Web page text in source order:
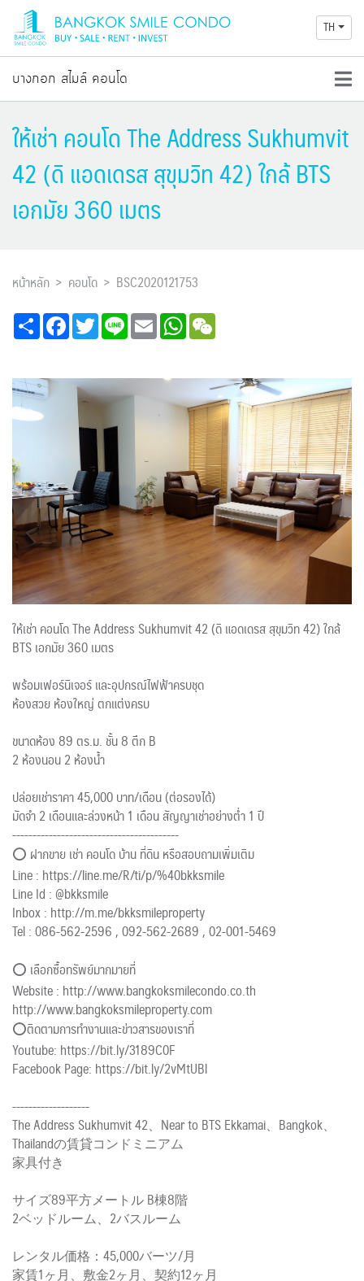
TH
บางกอก สไมล์ คอนโด
ให้เช่า คอนโด The Address Sukhumvit
42 (ดิ แอดเดรส สุขุมวิท 42) ใกล้ BTS
เอกมัย 360 เมตร
หน้าหลัก คอนโด
BSC2020121753
Share FacebookTwitterLine Email WhatsApp
ให้เช่า คอนโด The Address Sukhumvit 42 (ดิ แอดเดรส สุขุมวิท 42) ใกล้
BTS เอกมัย 360 เมตร
พร้อมเฟอร์นิเจอร์ และอุปกรณ์ไฟฟ้าครบชุด
ห้องสวย ห้องใหญ่ ตกแต่งครบ
ขนาดห้อง 89 ตร.ม. ชั้น 8 ตึก B
2 ห้องนอน 2 ห้องน้ำ
ปล่อยเช่าราคา 45,000 บาท/เดือน (ต่อรองได้)
มัดจำ 2 เดือนและล่วงหน้า 1 เดือน สัญญาเช่าอย่างต่ำ 1 ปี
-----------------------------------------
⭕ ฝากขาย เช่า คอนโด บ้าน ที่ดิน หรือสอบถามเพิ่มเติม
Line : https://line.me/R/ti/p/%40bkksmile
Line Id : @bkksmile
Inbox : http://m.me/bkksmileproperty
Tel : 086-562-2596 , 092-562-2689 , 02-001-5469
⭕ เลือกซื้อทรัพย์มากมายที่
Website : http://www.bangkoksmilecondo.co.th
http://www.bangkoksmileproperty.com
⭕️ติดตามการทำงานและข่าวสารของเราที่
Youtube: https://bit.ly/3189C0F
Facebook Page: https://bit.ly/2vMtUBl
-------------------
The Address Sukhumvit 42、Near to BTS Ekkamai、Bangkok、
Thailandの賃貸コンドミニアム
家具付き
サイズ89平方メートル B棟8階
2ベッドルーム、2バスルーム
レンタル価格：45,000バーツ/月
家賃1ヶ月、敷金2ヶ月、契約12ヶ月